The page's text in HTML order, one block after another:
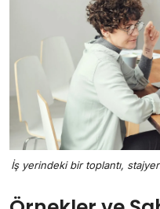
İş yerindeki bir toplantı,